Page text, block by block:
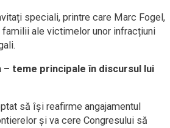
speciali, printre care Marc Fogel,
ale victimelor unor infracțiuni
– teme principale în discursul lui
să își reafirme angajamentul
și va cere Congresului să